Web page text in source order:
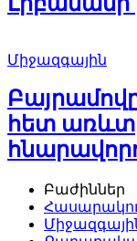
Միջազգային
հետ
Բաժիններ